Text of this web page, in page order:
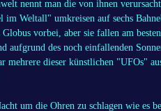
nennt man die von ihnen
Weltall" umkreisen auf sechs
vorbei, aber sie fallen am
aufgrund des noch einfallenden
mehrere dieser künstlichen "UFOs"
um die Ohren zu schlagen wie es